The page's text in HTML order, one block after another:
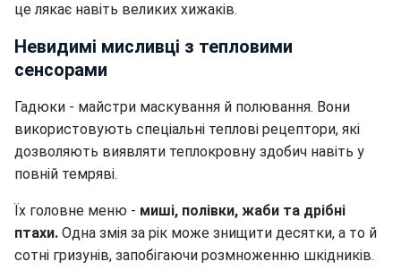
це лякає навіть великих хижаків.
Невидимі мисливці з тепловими
сенсорами
Гадюки - майстри маскування й полювання. Вони
використовують спеціальні теплові рецептори, які
дозволяють виявляти теплокровну здобич навіть у
повній темряві.
Їх головне меню - миші, полівки, жаби та дрібні
птахи. Одна змія за рік може знищити десятки, а то й
сотні гризунів, запобігаючи розмноженню шкідників.